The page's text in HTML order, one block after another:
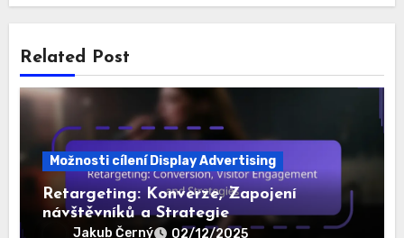
ByJakub Černý
Jakub Černý je odborník na optimalizaci konverzního
poměru, který se specializuje na reklamy a prodejní
trychtýře. S více než deseti lety zkušeností v oblasti
digitálního marketingu pomáhá firmám zvyšovat
jejich ziskovost a dosahovat lepších výsledků. Jeho